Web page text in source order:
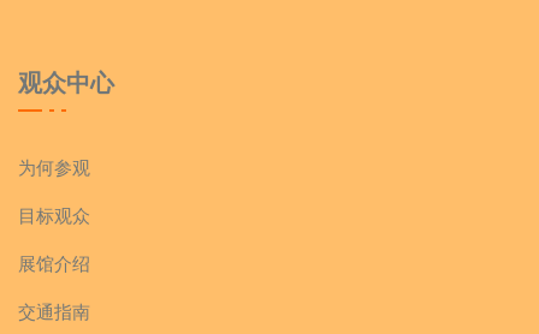
观众中心
为何参观
目标观众
展馆介绍
交通指南